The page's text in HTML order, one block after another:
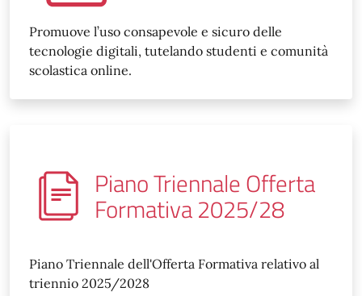
Promuove l’uso consapevole e sicuro delle
tecnologie digitali, tutelando studenti e comunità
scolastica online.
Piano Triennale Offerta
Formativa 2025/28
Piano Triennale dell'Offerta Formativa relativo al
triennio 2025/2028